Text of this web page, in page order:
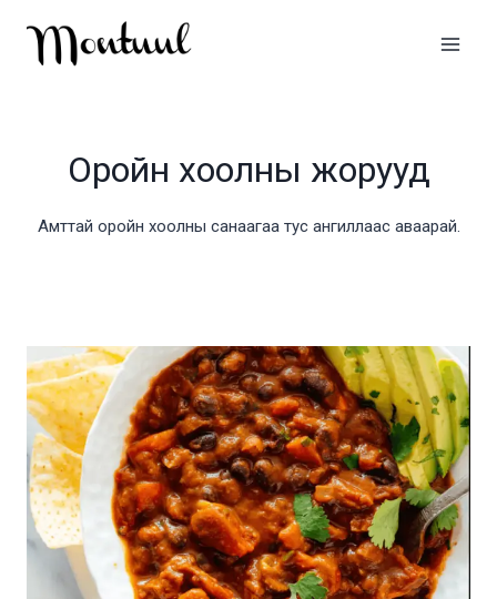
content
Оройн хоолны жорууд
Амттай оройн хоолны санаагаа тус ангиллаас аваарай.